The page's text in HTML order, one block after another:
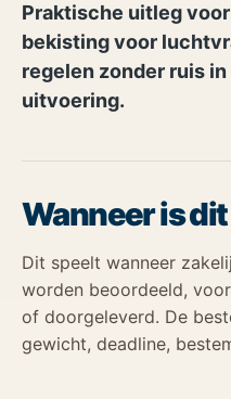
Praktische uitleg
bekisting voor
regelen zonder ruis
uitvoering.
Wanneer is
Dit speelt wanneer
worden beoordeeld,
of doorgeleverd. De
gewicht, deadline,